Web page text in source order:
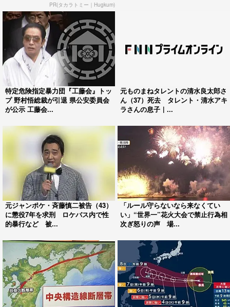
PR(タカラトミー｜Hugkum)
特定危険指定暴力団『工藤会』トッ
プ 野村悟総裁が引退 県公安委員会
が公示 工藤会...
元ものまねタレントの清水良太郎さ
ん（37）死去 タレント・清水アキ
ラさんの息子｜...
元ジャンポケ・斉藤慎二被告（43）
に懲役7年を求刑 ロケバス内で性
的暴行など 被...
「ルール守らないなら来なくてい
い」“世界一”花火大会で禁止行為相
次ぎ怒りの声 場...